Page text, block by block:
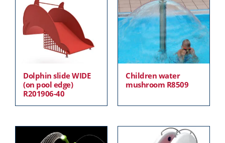
Dolphin slide WIDE
(on pool edge)
R201906-40
Children water
mushroom R8509